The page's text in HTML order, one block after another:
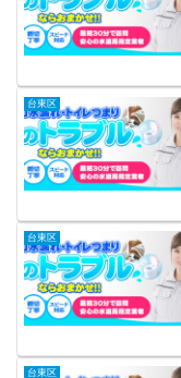
台東区
台東区
台東区